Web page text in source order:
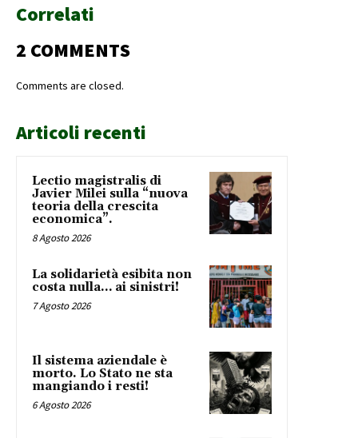
Correlati
2 COMMENTS
Comments are closed.
Articoli recenti
Lectio magistralis di
Javier Milei sulla “nuova
teoria della crescita
economica”.
8 Agosto 2026
La solidarietà esibita non
costa nulla… ai sinistri!
7 Agosto 2026
Il sistema aziendale è
morto. Lo Stato ne sta
mangiando i resti!
6 Agosto 2026